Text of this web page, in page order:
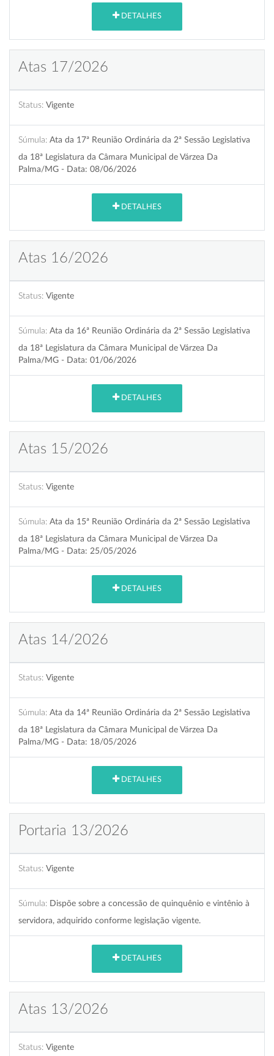
DETALHES
Atas 17/2026
Status: Vigente
Súmula: Ata da 17ª Reunião Ordinária da 2ª Sessão Legislativa
da 18ª Legislatura da Câmara Municipal de Várzea Da
Palma/MG - Data: 08/06/2026
DETALHES
Atas 16/2026
Status: Vigente
Súmula: Ata da 16ª Reunião Ordinária da 2ª Sessão Legislativa
da 18ª Legislatura da Câmara Municipal de Várzea Da
Palma/MG - Data: 01/06/2026
DETALHES
Atas 15/2026
Status: Vigente
Súmula: Ata da 15ª Reunião Ordinária da 2ª Sessão Legislativa
da 18ª Legislatura da Câmara Municipal de Várzea Da
Palma/MG - Data: 25/05/2026
DETALHES
Atas 14/2026
Status: Vigente
Súmula: Ata da 14ª Reunião Ordinária da 2ª Sessão Legislativa
da 18ª Legislatura da Câmara Municipal de Várzea Da
Palma/MG - Data: 18/05/2026
DETALHES
Portaria 13/2026
Status: Vigente
Súmula: Dispõe sobre a concessão de quinquênio e vintênio à
servidora, adquirido conforme legislação vigente.
DETALHES
Atas 13/2026
Status: Vigente